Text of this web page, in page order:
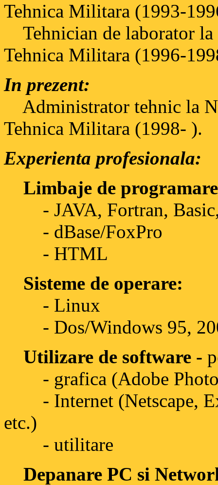
Tehnica Militara (1993-
Tehnician de laborator
Tehnica Militara (1996-
In prezent:
Administrator tehnic la
Tehnica Militara (1998- ).
Experienta profesionala:
Limbaje de
- JAVA, Fortran, Basic,
- dBase/FoxPro
- HTML
Sisteme de operare:
- Linux
- Dos/Windows 95,
Utilizare de software -
- grafica (Adobe
- Internet (Netscape,
etc.)
- utilitare
Depanare PC si